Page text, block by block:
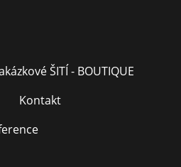
ŠITÍ - BOUTIQUE
Kontakt